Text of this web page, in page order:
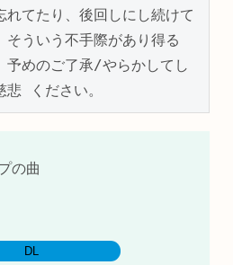
れてたり、後回しにし続けて
そういう不手際があり得る
予めのご了承/やらかしてし
悲 ください。
の曲
DL